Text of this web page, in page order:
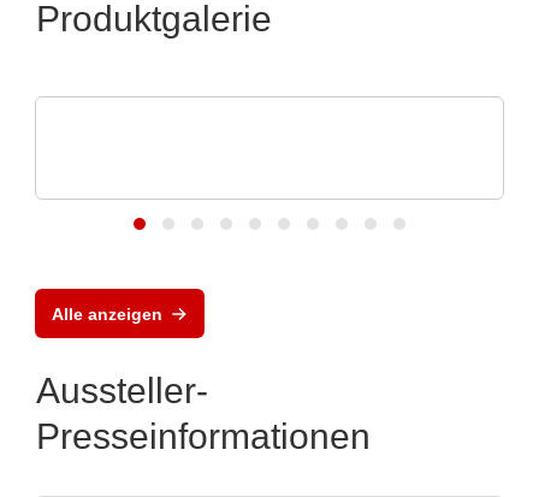
Produktgalerie
Alle anzeigen
Aussteller-
Presseinformationen